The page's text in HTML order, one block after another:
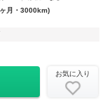
月・3000km)
お気に入り